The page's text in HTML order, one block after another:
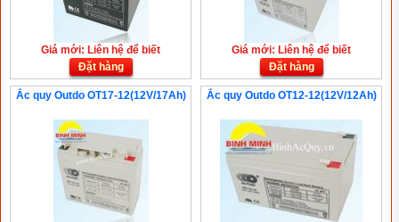
Giá mới: Liên hệ để biết
Đặt hàng
Giá mới: Liên hệ để biết
Đặt hàng
Ắc quy Outdo OT17-12(12V/17Ah) Ắc quy Outdo OT12-12(12V/12Ah)